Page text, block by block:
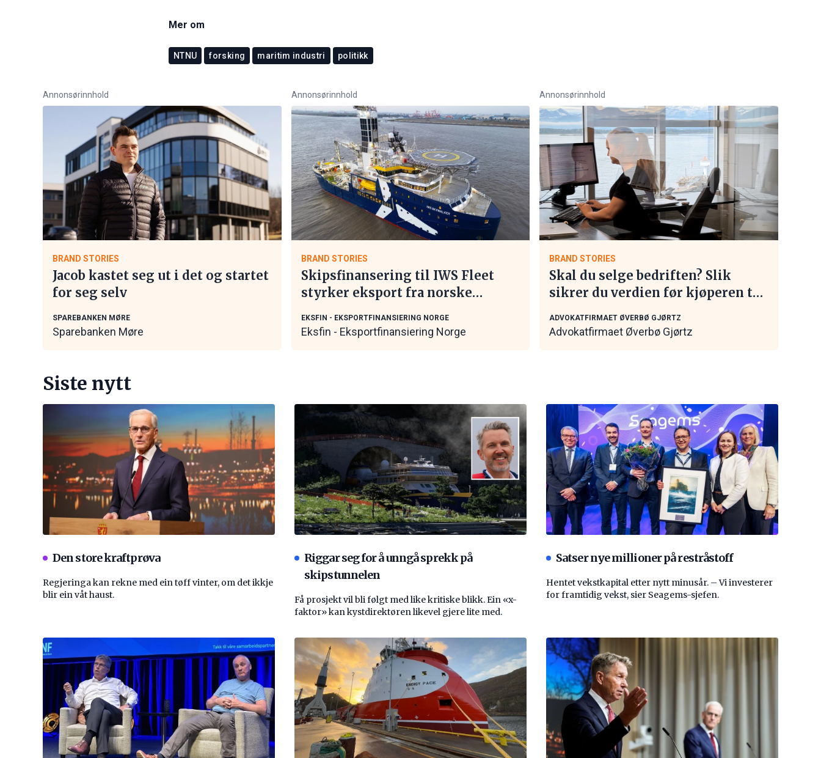
Mer om
NTNU forsking maritim industri politikk
Annonsørinnhold
BRAND STORIES
Jacob kastet seg ut i det og startet
for seg selv
SPAREBANKEN MØRE
Sparebanken Møre
Annonsørinnhold
BRAND STORIES
Skipsfinansering til IWS Fleet
styrker eksport fra norske
EKSFIN - EKSPORTFINANSIERING NORGE
Eksfin - Eksportfinansiering Norge
Annonsørinnhold
BRAND STORIES
Skal du selge bedriften? Slik
sikrer du verdien før kjøperen tar
ADVOKATFIRMAET ØVERBØ GJØRTZ
Advokatfirmaet Øverbø Gjørtz
Siste nytt
Den store kraftprøva
Regjeringa kan rekne med ein tøff vinter, om det ikkje
blir ein våt haust.
Riggar seg for å unngå sprekk på
skipstunnelen
Få prosjekt vil bli følgt med like kritiske blikk. Ein «x-
faktor» kan kystdirektøren likevel gjere lite med.
Satser nye millioner på restråstoff
Hentet vekstkapital etter nytt minusår. – Vi investerer
for framtidig vekst, sier Seagems-sjefen.